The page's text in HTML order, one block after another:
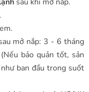
mở nắp: 3 - 6 tháng
bảo quản tốt, sản
ban đầu trong suốt